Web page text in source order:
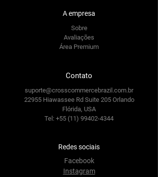
A empresa
Sobre
Avaliações
Área Premium
Contato
suporte@crosscommercebrazil.com.br
22955 Hiawassee Rd Suite 205 Orlando
Flórida, USA
Tel: +55 (11) 99402-4344
Redes sociais
Facebook
Instagram